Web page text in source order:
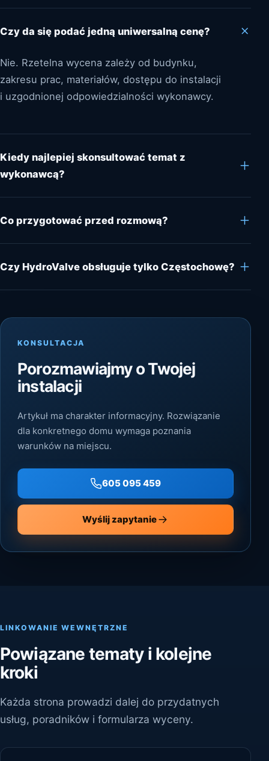
Czy da się podać jedną uniwersalną cenę?
Nie. Rzetelna wycena zależy od budynku,
zakresu prac, materiałów, dostępu do instalacji
i uzgodnionej odpowiedzialności wykonawcy.
Kiedy najlepiej skonsultować temat z
wykonawcą?
Co przygotować przed rozmową?
Czy HydroValve obsługuje tylko Częstochowę?
KONSULTACJA
Porozmawiajmy o Twojej
instalacji
Artykuł ma charakter informacyjny. Rozwiązanie
dla konkretnego domu wymaga poznania
warunków na miejscu.
605 095 459
Wyślij zapytanie
LINKOWANIE WEWNĘTRZNE
Powiązane tematy i kolejne
kroki
Każda strona prowadzi dalej do przydatnych
usług, poradników i formularza wyceny.